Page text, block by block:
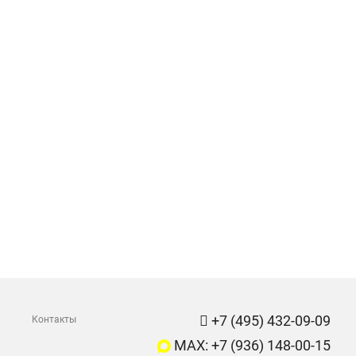
Контакты
+7 (495) 432-09-09
MAX: +7 (936) 148-00-15